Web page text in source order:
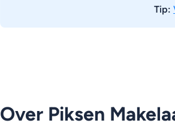
Tip:
Over Piksen